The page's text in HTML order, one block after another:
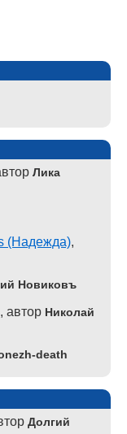
Лика
(Надежда),
Новиковъ
, автор Николай
death
Долгий